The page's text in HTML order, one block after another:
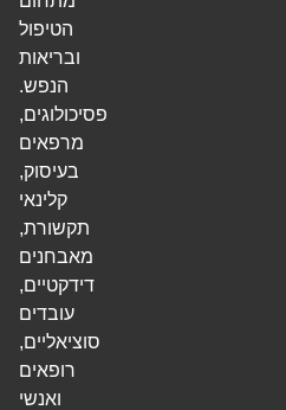
הטיפול
ובריאות
הנפש.
פסיכולוגים,
מרפאים
בעיסוק,
קלינאי
תקשורת,
מאבחנים
דידקטיים,
עובדים
סוציאליים,
רופאים
ואנשי